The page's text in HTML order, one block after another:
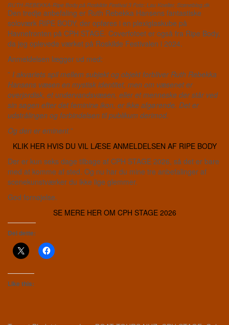
RUTH-REBEKKA-Ripe Body på Roskilde Festival 3 Foto: Lau Koeller, Sceneblog.dk
Den tredje anbefaling er Ruth Rebekka Hansens fantastiske
soloværk RIPE BODY, der opføres i en plexiglaskube på
Havnefronten på CPH STAGE. Coverfotoet er også fra Ripe Body,
da jeg oplevede værket på Roskilde Festivalen i 2024.
Anmeldelsen lægger ud med:
” I akvariets spil mellem subjekt og objekt forbliver Ruth Rebekka
Hansens væsen en mystisk identitet, men om væsenet er
overjordisk, et undervandsvæsen, eller et menneske der står ved
sin søgen efter det feminine ikon, er ikke afgørende. Det er
udstrålingen og forbindelsen til publikum derimod.
Og den er eminent.”
KLIK HER HVIS DU VIL LÆSE ANMELDELSEN AF RIPE BODY
Der er kun seks dage tilbage af CPH STAGE 2026, så det er bare
med at komme af sted. Og nu har du mine tre anbefalinger af
scenekunstværker du ikke lige glemmer.
God fornøjelse.
SE MERE HER OM CPH STAGE 2026
Del dette:
Like this: